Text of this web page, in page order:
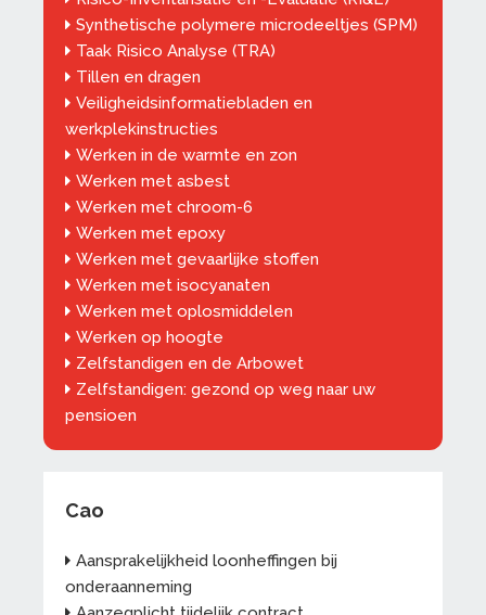
Synthetische polymere microdeeltjes (SPM)
Taak Risico Analyse (TRA)
Tillen en dragen
Veiligheidsinformatiebladen en
werkplekinstructies
Werken in de warmte en zon
Werken met asbest
Werken met chroom-6
Werken met epoxy
Werken met gevaarlijke stoffen
Werken met isocyanaten
Werken met oplosmiddelen
Werken op hoogte
Zelfstandigen en de Arbowet
Zelfstandigen: gezond op weg naar uw
pensioen
Cao
Aansprakelijkheid loonheffingen bij
onderaanneming